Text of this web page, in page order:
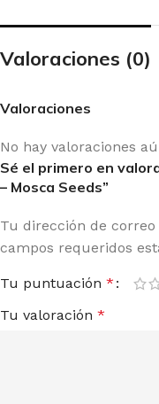
Valoraciones (0)
Valoraciones
No hay valoraciones
Sé el primero en
– Mosca Seeds”
Tu dirección de
campos requeridos
Tu puntuación *
Tu valoración *